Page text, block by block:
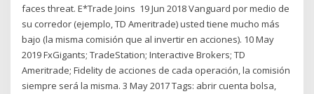
faces threat. E*Trade Joins 19 Jun 2018 Vanguard por medio de
su corredor (ejemplo, TD Ameritrade) usted tiene mucho más
bajo (la misma comisión que al invertir en acciones). 10 May
2019 FxGigants; TradeStation; Interactive Brokers; TD
Ameritrade; Fidelity de acciones de cada operación, la comisión
siempre será la misma. 3 May 2017 Tags: abrir cuenta bolsa,